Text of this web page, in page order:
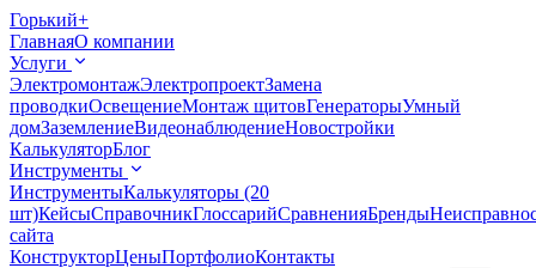
Горький+
ГлавнаяО компании
Услуги
ЭлектромонтажЭлектропроектЗамена
проводкиОсвещениеМонтаж щитовГенераторыУмный
домЗаземлениеВидеонаблюдениеНовостройки
КалькуляторБлог
Инструменты
ИнструментыКалькуляторы (20
шт)КейсыСправочникГлоссарийСравненияБренды
сайта
КонструкторЦеныПортфолиоКонтакты